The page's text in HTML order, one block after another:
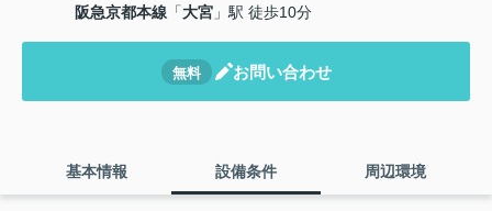
阪急京都本線 「大宮 」駅 徒歩10分
無料 お問い合わせ
基本情報 設備条件 周辺環境